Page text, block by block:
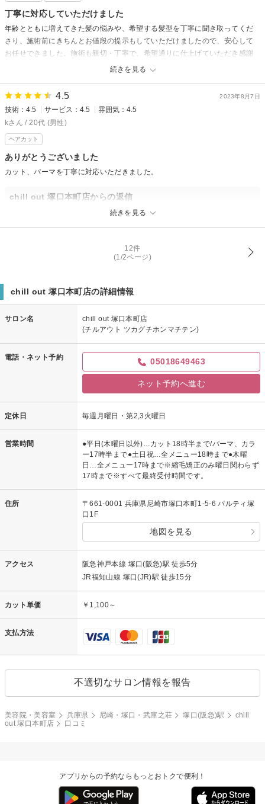
今回はバッサリ切らさせて頂きましたが、その後まとまり等は大丈夫でし
何か気になることがございましたらお気軽にご相談下さい(^^♪
次回のご来店楽しみお待ちしております☆
丁寧に対応していただけました
続きを見る
年齢とともに増えてきた髪の悩みや、希望する髪型を丁寧に聞き取ってくだ
さり、施術前にきちんとお値段の提示もしていただけましたので、安心して
お任せできました。施術も親切・丁寧で、希望通りに仕上げていただき感謝
chill out 塚口本町店からの返信
先日はご来店頂きありがとうございました。
担当させて頂きました貴島です(^^♪
嬉しい口コミ投稿ありがとございます！
満足いく仕上りで良かったです。
またいつでもお悩み相談してくださいね(*^-^*)
またのご来店お待ちしております！
2023年8月7日
4.5
技術：4.5 サービス：4.5
雰囲気：4.5
kさん / 20代 (男性)
ヘアカット
ありがとうございました
続きを見る
カット、パーマを丁寧に対応いただきました。
chill out 塚口本町店からの返信
先日はご来店頂きありがとうございました。
嬉しい口コミありがとうございます(^^♪
また何か気になることがございましたらご相談下さい♪
またのご来店楽しみにお待ちしております！
12件
(1/2ページ)
chill out 塚口本町店の詳細情報
サロン名
chill out 塚口本町店
(チルアウト ツカグチホンマチテン)
電話・ネット予約 05018649463
ネット予約へ進む
定休日 毎週月曜日・第2,3火曜日
営業時間
●平日(木曜日以外)…カット18時半まで/パーマ、カラ
ー17時半まで●土日祝…全メニュー18時まで●木曜
日…全メニュー17時まで※縮毛矯正のみ曜日関わらず
17時まで※すべて最終受付時間です。
住所
〒661-0001 兵庫県尼崎市塚口本町1-5-6 パルティ塚
口1F
地図を見る
アクセス
阪急神戸本線 塚口(阪急)駅 徒歩5分
JR福知山線 塚口(JR)駅 徒歩15分
カット単価 ￥1,100～
支払方法
不適切なサロン情報を報告
美容院・美容室 兵庫県 尼崎・塚口・武庫之荘 塚口(阪急)駅
chill
out 塚口本町店
口コミ
アプリからの予約ならもっとおトクで便利！